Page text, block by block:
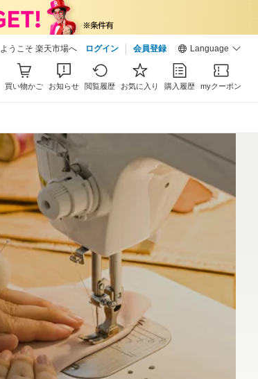
ようこそ 楽天市場へ ログイン 会員登録 Language
買い物かご お知らせ 閲覧履歴 お気に入り 購入履歴 myクーポン